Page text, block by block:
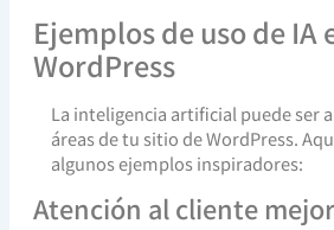
Ejemplos de uso de IA
WordPress
La inteligencia artificial puede ser
áreas de tu sitio de WordPress.
algunos ejemplos inspiradores:
Atención al cliente